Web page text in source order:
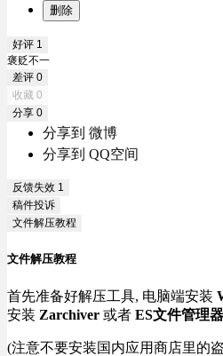
删除
好评 1
褒贬不一
差评 0
收藏 0
分享 0
分享到 微博
分享到 QQ空间
反馈失效 1
稿件投诉
文件解压教程
文件解压教程
首先准备好解压工具, 电脑端安装
安装 Zarchiver 或者 ES文件管理器
(注意不要安装国内应用商店里的